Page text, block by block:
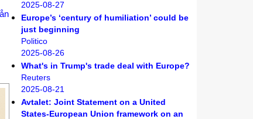
2025-08-27
Europe’s ‘century of humiliation’ could be
just beginning
Politico
2025-08-26
What's in Trump's trade deal with Europe?
Reuters
2025-08-21
Avtalet: Joint Statement on a United
States-European Union framework on an